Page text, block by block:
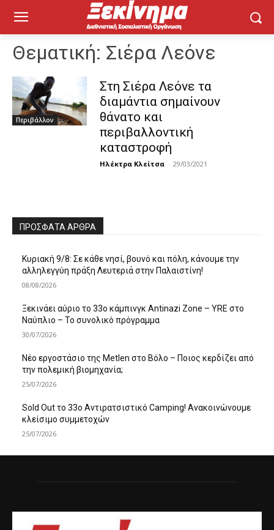
Θεματική: Σιέρα Λεόνε
Περιβάλλον
Στη Σιέρα Λεόνε τα
διαμάντια σημαίνουν
θάνατο και
περιβαλλοντική
καταστροφή
Ηλέκτρα Κλείτσα - 29/03/2021
ΠΡΌΣΦΑΤΑ ΆΡΘΡΑ
Κυριακή 9/8: Σε κάθε νησί, βουνό και πόλη, κάνουμε την
αλληλεγγύη πράξη Λευτεριά στην Παλαιστίνη!
08/08/2026
Ξεκινάει αύριο το 33ο κάμπινγκ Antinazi Zone – YRE στο
Ναύπλιο – Το συνολικό πρόγραμμα
30/07/2026
Νέο εργοστάσιο της Metlen στο Βόλο – Ποιος κερδίζει από
την πολεμική βιομηχανία;
25/07/2026
Sold Out το 33ο Αντιρατσιστικό Camping! Ανακοινώνουμε
κλείσιμο συμμετοχών
25/07/2026